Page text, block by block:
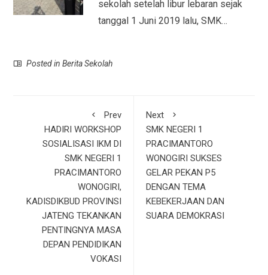
sekolah setelah libur lebaran sejak
tanggal 1 Juni 2019 lalu, SMK…
Posted inBerita Sekolah
Prev
HADIRI WORKSHOP
SOSIALISASI IKM DI
SMK NEGERI 1
PRACIMANTORO
WONOGIRI,
KADISDIKBUD PROVINSI
JATENG TEKANKAN
PENTINGNYA MASA
DEPAN PENDIDIKAN
VOKASI
Next
SMK NEGERI 1
PRACIMANTORO
WONOGIRI SUKSES
GELAR PEKAN P5
DENGAN TEMA
KEBEKERJAAN DAN
SUARA DEMOKRASI